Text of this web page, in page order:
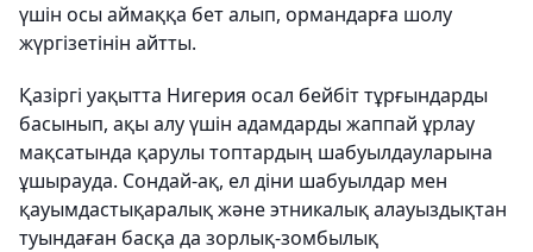
үшін осы аймаққа бет алып, ормандарға шолу
жүргізетінін айтты.
Қазіргі уақытта Нигерия осал бейбіт тұрғындарды
басынып, ақы алу үшін адамдарды жаппай ұрлау
мақсатында қарулы топтардың шабуылдауларына
ұшырауда. Сондай-ақ, ел діни шабуылдар мен
қауымдастықаралық және этникалық алауыздықтан
туындаған басқа да зорлық-зомбылық